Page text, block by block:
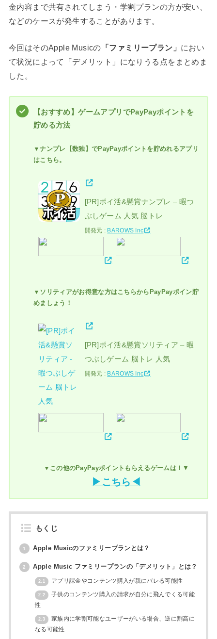
金内容まで共有されてしまう・学割プランの方が安い、
などのケースが発生することがあります。
今回はそのApple Musicの 「ファミリープラン」 におい
て状況によって「デメリット」になりうる点をまとめま
した。
【おすすめ】ゲームアプリでPayPayポイントを
貯める方法
▼ナンプレ【数独】でPayPayポイントを貯めれるアプリ
はこちら。
[PR]ポイ活&懸賞ナンプレ – 暇つ
ぶしゲーム 人気 脳トレ
開発元 : BAROWS Inc
▼ソリティアがお得意な方はこちらからPayPayポイン貯
めましょう！
[PR]ポイ活&懸賞ソリティア – 暇
つぶしゲーム 脳トレ 人気
開発元 : BAROWS Inc
▼この他のPayPayポイントもらえるゲームは！ ▼
▶こちら◀
もくじ
1 Apple Musicのファミリープランとは？
2 Apple Music ファミリープランの「デメリット」とは？
2.1 アプリ課金やコンテンツ購入が親にバレる可能性
2.2
子供のコンテンツ購入の請求が自分に飛んでくる可能
性
2.3
家族内に学割可能なユーザーがいる場合、逆に割高に
なる可能性